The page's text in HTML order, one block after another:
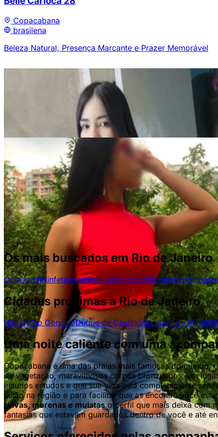
Copacabana
brasilena
Beleza Natural, Presença Marcante e Prazer Memorável
10
Sabrina C/local25
Copacabana
brasilena
Os mais buscados em Rio de Janeiro
Com localNinfetasAnalDe luxoCoroasPeitudasGordinhas
Cidades próximas a Rio de Janeiro
NiteróiSão GonçaloDuque de CaxiasSão João de Meriti
Uma noite caliente com uma
Copacabana é uma das praias mais famosas do
de vegetação, maravilhosos corpos bronzeados, um
estudos estudos e que sua vida está completamente
estão na região e para facilitar que as encontre você
ruivas, morenas e mulataso perfil que mais deixa com
fantasias que estavam guardados dentro de você e até